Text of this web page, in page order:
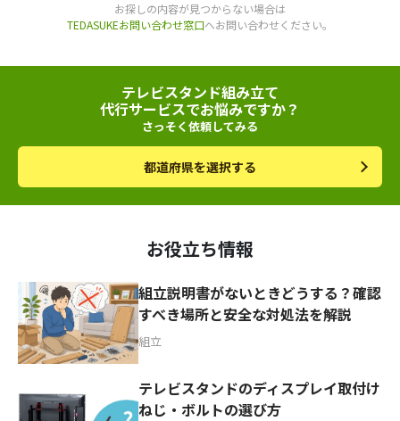
お探しの内容が見つからない場合は
TEDASUKEお問い合わせ窓口へお問い合わせください。
テレビスタンド組み立て
代行サービスでお悩みですか？
さっそく依頼してみる
都道府県を選択する
お役立ち情報
組立説明書がないときどうする？確認
すべき場所と安全な対処法を解説
組立
テレビスタンドのディスプレイ取付け
ねじ・ボルトの選び方